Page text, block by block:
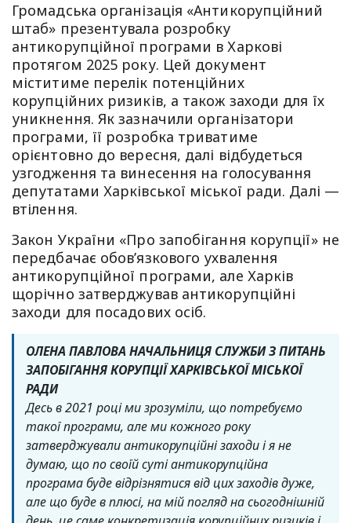
Громадська організація «Антикорупційний
штаб» презентувала розробку
антикорупційної програми в Харкові
протягом 2025 року. Цей документ
міститиме перелік потенційних
корупційних ризиків, а також заходи для їх
уникнення. Як зазначили організатори
програми, її розробка триватиме
орієнтовно до вересня, далі відбудеться
узгодження та винесення на голосування
депутатами Харківської міської ради. Далі —
втілення.
Закон України «Про запобігання корупції» не
передбачає обов’язкового ухвалення
антикорупційної програми, але Харків
щорічно затверджував антикорупційні
заходи для посадових осіб.
ОЛЕНА ПАВЛОВА НАЧАЛЬНИЦЯ СЛУЖБИ З ПИТАНЬ
ЗАПОБІГАННЯ КОРУПЦІЇ ХАРКІВСЬКОЇ МІСЬКОЇ
РАДИ
Десь в 2021 році ми зрозуміли, що потребуємо
такої програми, але ми кожного року
затверджували антикорупційні заходи і я не
думаю, що по своїй суті антикорупційна
програма буде відрізнятися від цих заходів дуже,
але що буде в плюсі, на мій погляд на сьогоднішній